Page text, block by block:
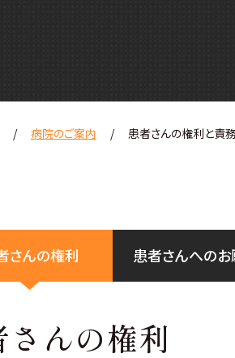
病院のご案内 患者さんの権利と責
さんの権利 患者さんへの
さんの権利